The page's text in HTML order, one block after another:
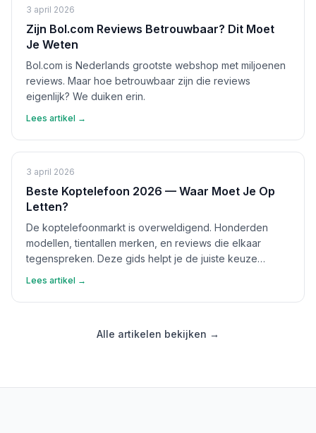
3 april 2026
Zijn Bol.com Reviews Betrouwbaar? Dit Moet
Je Weten
Bol.com is Nederlands grootste webshop met miljoenen
reviews. Maar hoe betrouwbaar zijn die reviews
eigenlijk? We duiken erin.
Lees artikel →
3 april 2026
Beste Koptelefoon 2026 — Waar Moet Je Op
Letten?
De koptelefoonmarkt is overweldigend. Honderden
modellen, tientallen merken, en reviews die elkaar
tegenspreken. Deze gids helpt je de juiste keuze
Lees artikel →
Alle artikelen bekijken →